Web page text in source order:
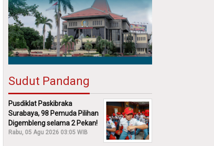
Sudut Pandang
Pusdiklat Paskibraka
Surabaya, 98 Pemuda Pilihan
Digembleng selama 2 Pekan!
Rabu, 05 Agu 2026 03:05 WIB